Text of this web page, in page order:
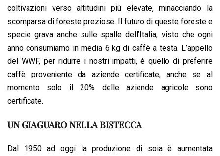
coltivazioni verso altitudini più elevate, minacciando la
scomparsa di foreste preziose. Il futuro di queste foreste e
specie grava anche sulle spalle dell’Italia, visto che ogni
anno consumiamo in media 6 kg di caffè a testa. L’appello
del WWF, per ridurre i nostri impatti, è quello di preferire
caffè proveniente da aziende certificate, anche se al
momento solo il 20% delle aziende agricole sono
certificate.
UN GIAGUARO NELLA BISTECCA
Dal 1950 ad oggi la produzione di soia è aumentata